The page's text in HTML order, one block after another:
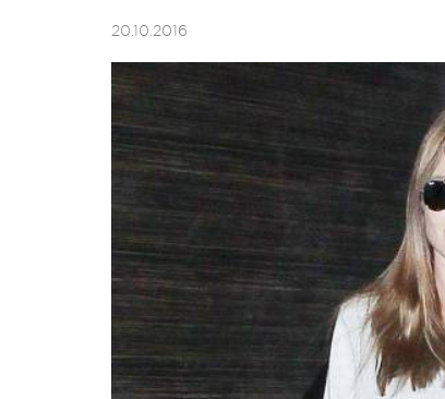
20.10.2016